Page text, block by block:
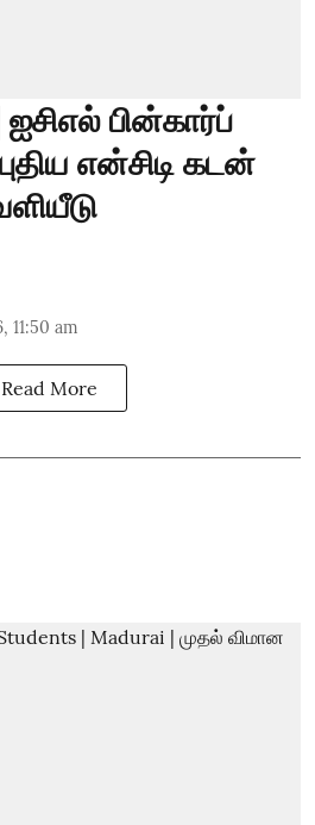
பின்கார்ப்
என்சிடி கடன்
11:50 am
Read More